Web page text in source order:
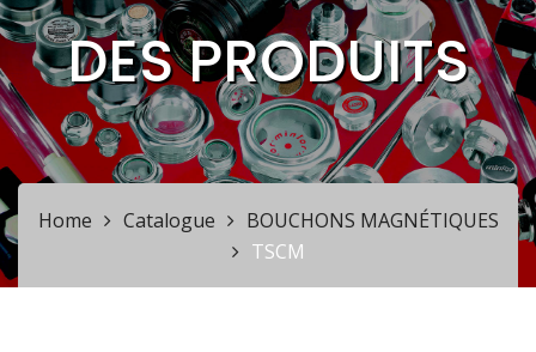
DES PRODUITS
Home Catalogue
BOUCHONS MAGNÉTIQUES
TSCM